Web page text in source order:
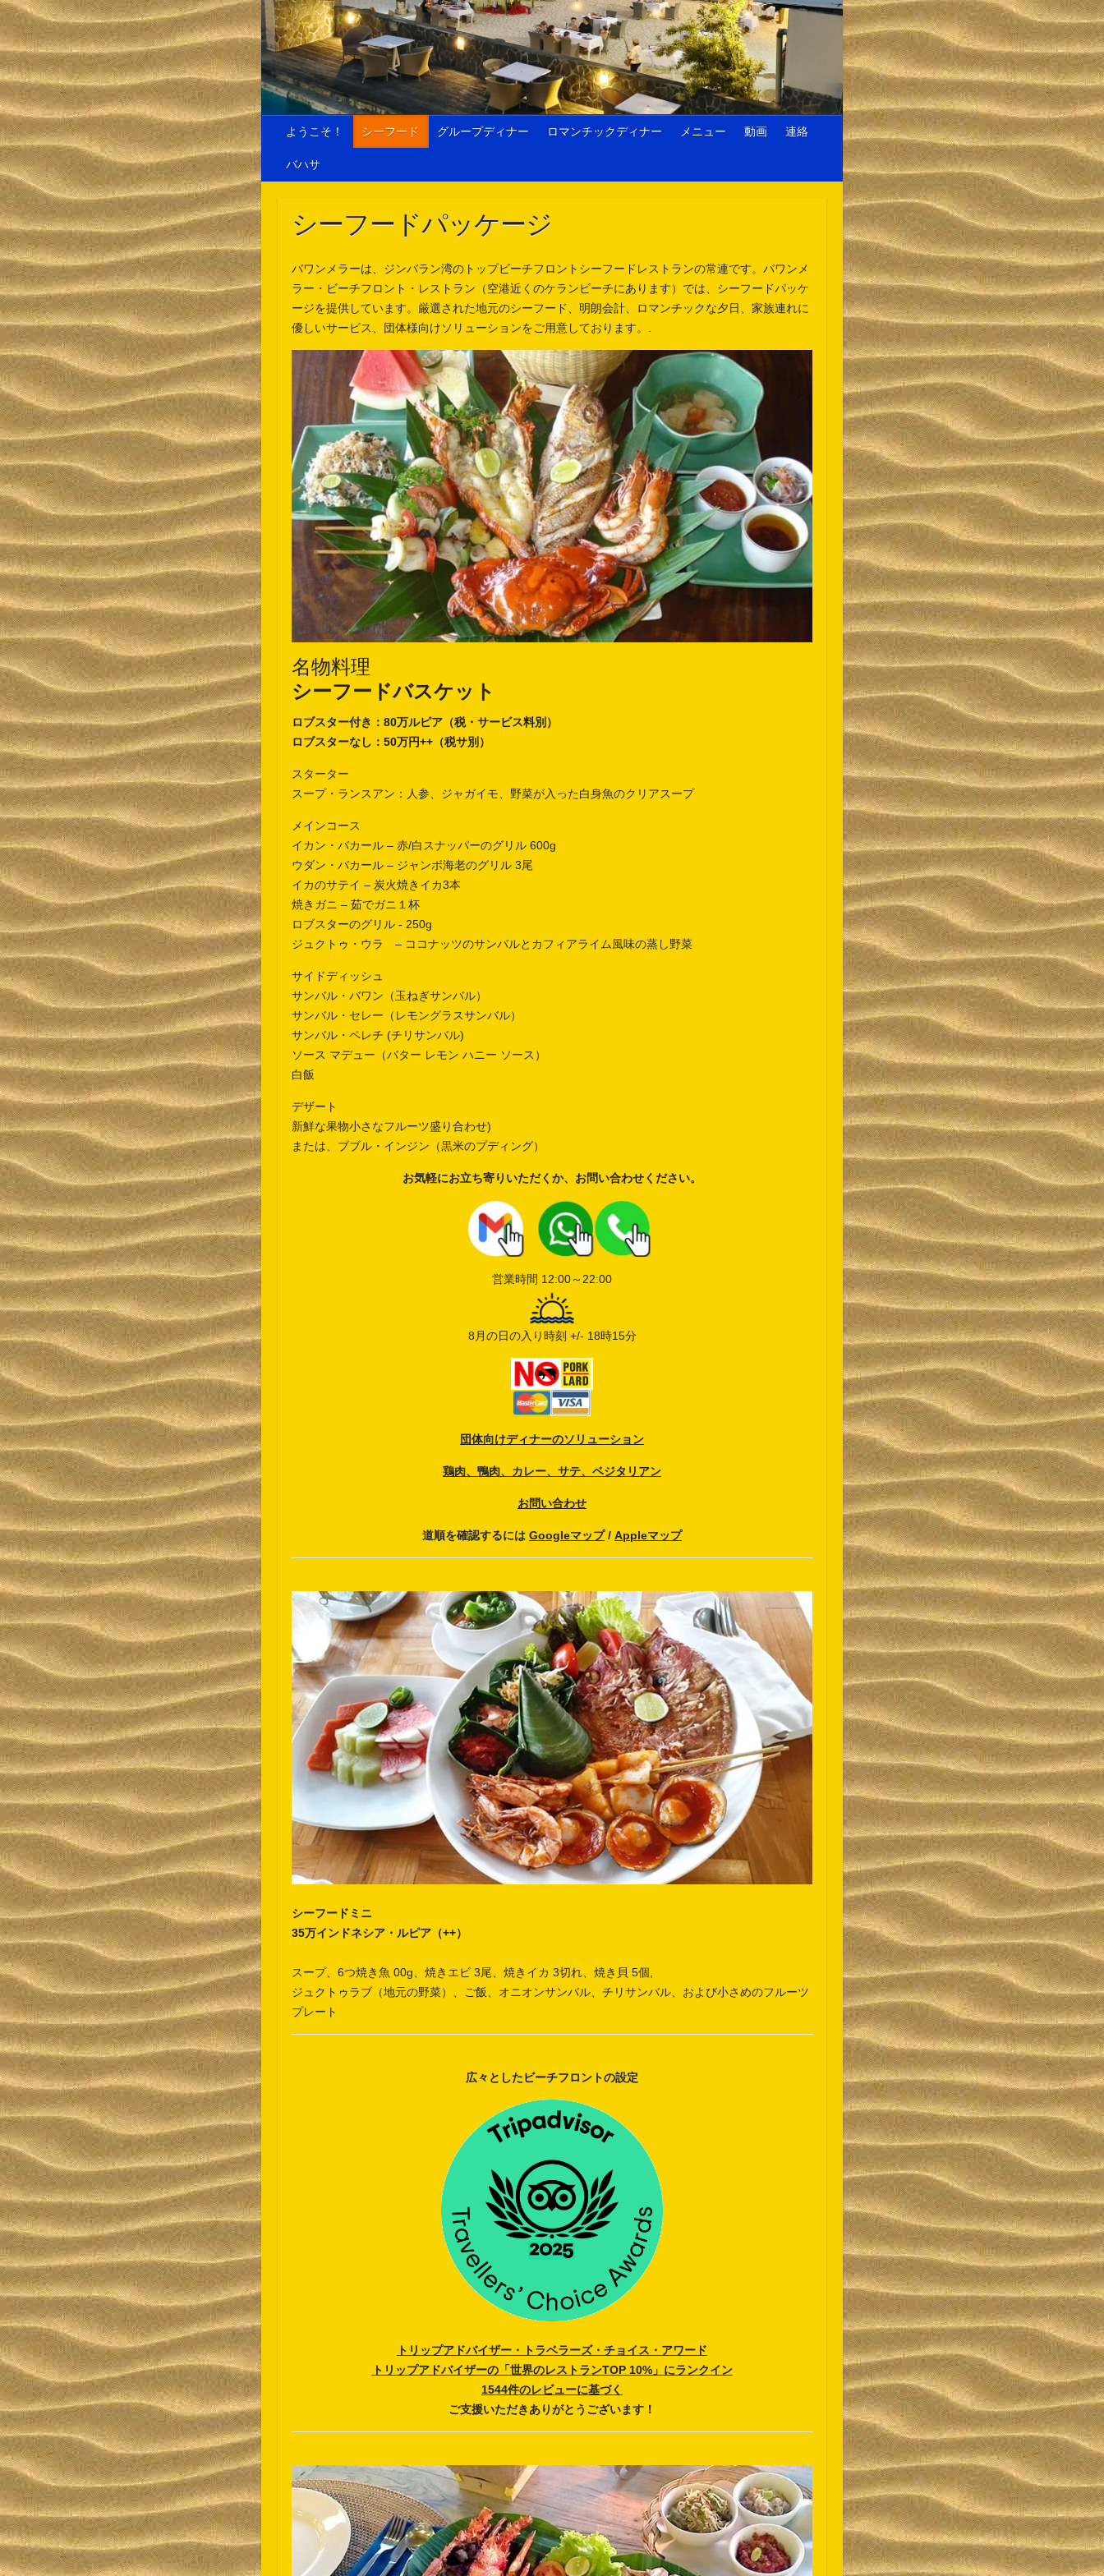
ようこそ！ シーフード グループディナー ロマンチックディナー メニュー 動画 連絡
バハサ
シーフードパッケージ
バワンメラーは、ジンバラン湾のトップビーチフロントシーフードレストランの常連です。バワンメ
ラー・ビーチフロント・レストラン（空港近くのケランビーチにあります）では、シーフードパッケ
ージを提供しています。厳選された地元のシーフード、明朗会計、ロマンチックな夕日、家族連れに
優しいサービス、団体様向けソリューションをご用意しております。.
名物料理
シーフードバスケット
ロブスター付き：80万ルピア（税・サービス料別）
ロブスターなし：50万円++（税サ別）
スターター
スープ・ランスアン：人参、ジャガイモ、野菜が入った白身魚のクリアスープ
メインコース
イカン・バカール – 赤/白スナッパーのグリル 600g
ウダン・バカール – ジャンボ海老のグリル 3尾
イカのサテイ – 炭火焼きイカ3本
焼きガニ – 茹でガニ１杯
ロブスターのグリル - 250g
ジュクトゥ・ウラ – ココナッツのサンバルとカフィアライム風味の蒸し野菜
サイドディッシュ
サンバル・バワン（玉ねぎサンバル）
サンバル・セレー（レモングラスサンバル）
サンバル・ペレチ (チリサンバル)
ソース マデュー（バター レモン ハニー ソース）
白飯
デザート
新鮮な果物小さなフルーツ盛り合わせ)
または、ブブル・インジン（黒米のプディング）
お気軽にお立ち寄りいただくか、お問い合わせください。
営業時間 12:00～22:00
8月の日の入り時刻 +/- 18時15分
団体向けディナーのソリューション
鶏肉、鴨肉、カレー、サテ、ベジタリアン
お問い合わせ
道順を確認するには Googleマップ/ Appleマップ
シーフードミニ
35万インドネシア・ルピア（++）
スープ、6つ焼き魚 00g、焼きエビ 3尾、焼きイカ 3切れ、焼き貝 5個,
ジュクトゥラブ（地元の野菜）、ご飯、オニオンサンバル、チリサンバル、および小さめのフルーツ
プレート
広々としたビーチフロントの設定
トリップアドバイザー・トラベラーズ・チョイス・アワード
トリップアドバイザーの「世界のレストランTOP 10%」にランクイン
1544件のレビューに基づく
ご支援いただきありがとうございます！